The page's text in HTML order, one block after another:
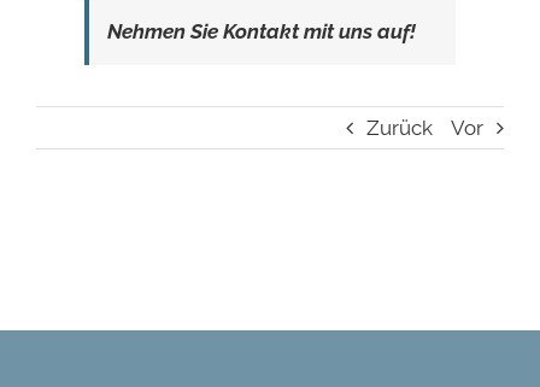
Nehmen Sie Kontakt mit uns auf!
Zurück Vor